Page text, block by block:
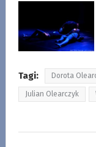
Tagi: Dorota
Julian Olearczyk